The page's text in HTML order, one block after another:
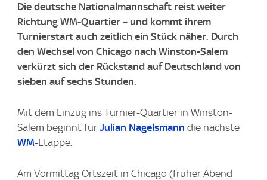
Die deutsche Nationalmannschaft reist weiter
Richtung WM-Quartier – und kommt ihrem
Turnierstart auch zeitlich ein Stück näher. Durch
den Wechsel von Chicago nach Winston-Salem
verkürzt sich der Rückstand auf Deutschland von
sieben auf sechs Stunden.
Mit dem Einzug ins Turnier-Quartier in Winston-
Salem beginnt für Julian Nagelsmann die nächste
WM-Etappe.
Am Vormittag Ortszeit in Chicago (früher Abend